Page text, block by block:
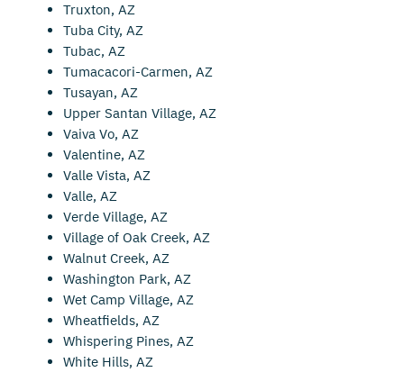
Truxton, AZ
Tuba City, AZ
Tubac, AZ
Tumacacori-Carmen, AZ
Tusayan, AZ
Upper Santan Village, AZ
Vaiva Vo, AZ
Valentine, AZ
Valle Vista, AZ
Valle, AZ
Verde Village, AZ
Village of Oak Creek, AZ
Walnut Creek, AZ
Washington Park, AZ
Wet Camp Village, AZ
Wheatfields, AZ
Whispering Pines, AZ
White Hills, AZ